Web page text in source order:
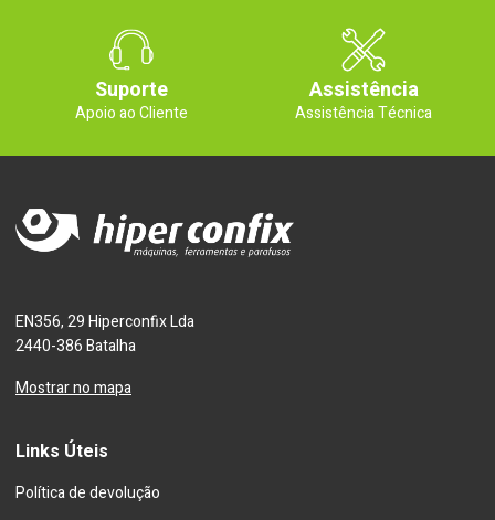
Suporte
Apoio ao Cliente
Assistência
Assistência Técnica
EN356, 29 Hiperconfix Lda
2440-386 Batalha
Mostrar no mapa
Links Úteis
Política de devolução